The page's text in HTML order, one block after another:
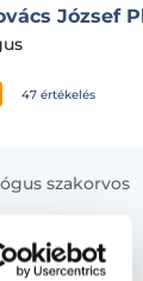
József
47 értékelés
szakorvos